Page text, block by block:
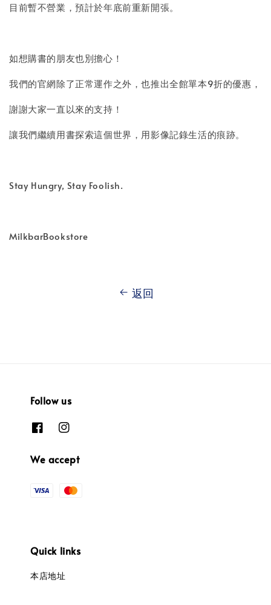
目前暫不營業，預計於年底前重新開張。
如想購書的朋友也別擔心！
我們的官網除了正常運作之外，也推出全館單本9折的優惠，
謝謝大家一直以來的支持！
讓我們繼續用書探索這個世界，用影像記錄生活的痕跡。
Stay Hungry, Stay Foolish.
MilkbarBookstore
返回
Follow us
We accept
Quick links
本店地址